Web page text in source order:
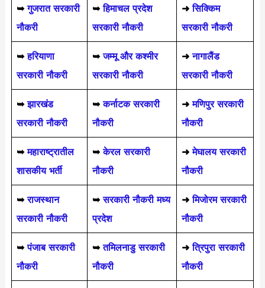
➥ गुजरात सरकारी
नौकरी
➥हिमाचल प्रदेश
सरकारी नौकरी
➜ सिक्किम
सरकारी नौकरी
➥हरियाणा
सरकारी नौकरी
➥जम्मू और कश्मीर
सरकारी नौकरी
➜ नागालैंड
सरकारी नौकरी
➥ झारखंड
सरकारी नौकरी
➥ कर्नाटक सरकारी
नौकरी
➜ मणिपुर सरकारी
नौकरी
➥ महाराष्ट्रातील
शासकीय भर्ती
➥ केरल सरकारी
नौकरी
➜ मेघालय सरकारी
नौकरी
➥ राजस्थान
सरकारी नौकरी
➥सरकारी नौकरी मध्य
प्रदेश
➜मिजोरम सरकारी
नौकरी
➥ पंजाब सरकारी
नौकरी
➥ तमिलनाडु सरकारी
नौकरी
➜ त्रिपुरा सरकारी
नौकरी